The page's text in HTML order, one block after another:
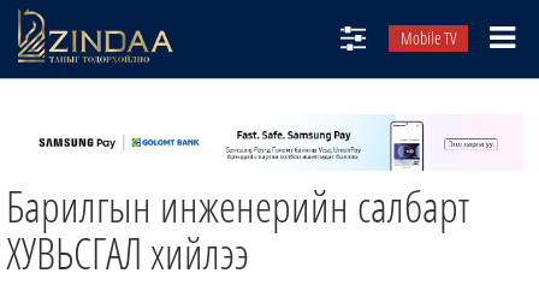
Mobile TV
ТВ8
ӨГЛӨӨНИЙ СОНИН
АУДИО ЗОХИОЛ
Барилгын инженерийн салбарт
ХУВЬСГАЛ хийлээ